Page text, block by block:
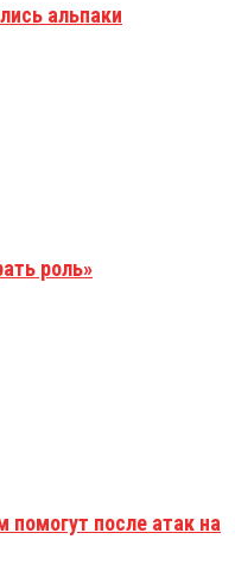
альпаки
роль»
после атак на